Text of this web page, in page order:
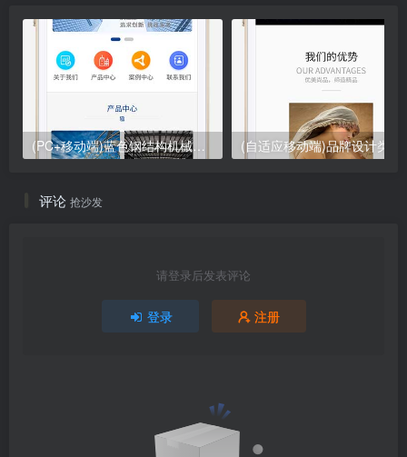
(PC+移动端)蓝色钢结构机械五金网站pbootcms模板 营销型工程建筑基建网站源码下载
评论 抢沙发
请登录后发表评论
登录 注册